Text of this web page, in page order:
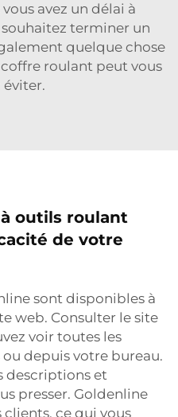
avez un délai à
terminer un
quelque chose
roulant peut vous
éviter.
outils roulant
de votre
sont disponibles à
web. Consulter le site
voir toutes les
depuis votre bureau.
descriptions et
presser. Goldenline
ce qui vous